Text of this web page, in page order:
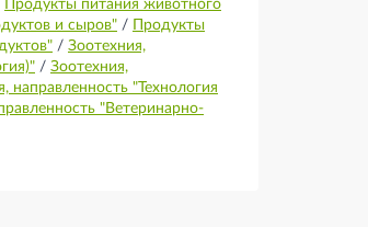
Продукты питания животного
и сыров" /
Продукты
/ Зоотехния,
/ Зоотехния,
направленность "Технология
"Ветеринарно-